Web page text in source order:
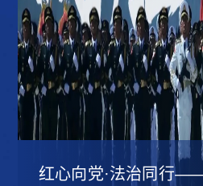
红心向党·法治同行